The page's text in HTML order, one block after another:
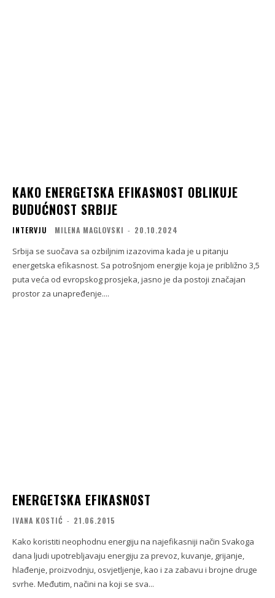
KAKO ENERGETSKA EFIKASNOST OBLIKUJE
BUDUĆNOST SRBIJE
INTERVJU MILENA MAGLOVSKI - 20.10.2024
Srbija se suočava sa ozbiljnim izazovima kada je u pitanju
energetska efikasnost. Sa potrošnjom energije koja je približno 3,5
puta veća od evropskog prosjeka, jasno je da postoji značajan
prostor za unapređenje....
ENERGETSKA EFIKASNOST
IVANA KOSTIĆ - 21.06.2015
Kako koristiti neophodnu energiju na najefikasniji način Svakoga
dana ljudi upotrebljavaju energiju za prevoz, kuvanje, grijanje,
hlađenje, proizvodnju, osvjetljenje, kao i za zabavu i brojne druge
svrhe. Međutim, načini na koji se sva...